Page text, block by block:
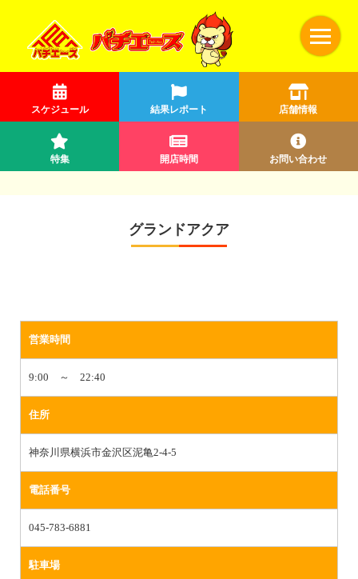
スケジュール 結果レポート 店舗情報
特集 開店時間 お問い合わせ
グランドアクア
営業時間
9:00 ～ 22:40
住所
神奈川県横浜市金沢区泥亀2-4-5
電話番号
045-783-6881
駐車場